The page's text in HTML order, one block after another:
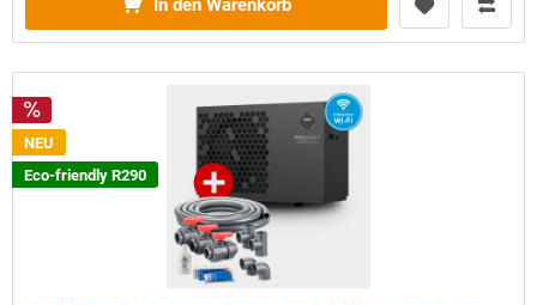
In den Warenkorb
NEU
Eco-friendly R290